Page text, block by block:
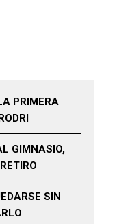
PRIMERA
GIMNASIO,
SIN